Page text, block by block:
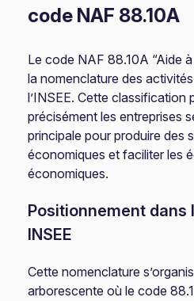
code NAF 88.10A
Le code NAF 88.10A “Aide
la nomenclature des
l’INSEE. Cette classification
précisément les entreprises
principale pour produire des
économiques et faciliter les
économiques.
Positionnement dans
INSEE
Cette nomenclature
arborescente où le code